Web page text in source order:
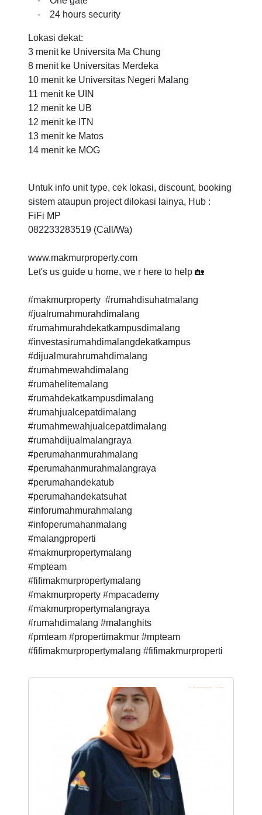
⁃ 24 hours security
Lokasi dekat:
3 menit ke Universita Ma Chung
8 menit ke Universitas Merdeka
10 menit ke Universitas Negeri Malang
11 menit ke UIN
12 menit ke UB
12 menit ke ITN
13 menit ke Matos
14 menit ke MOG
Untuk info unit type, cek lokasi, discount, booking
sistem ataupun project dilokasi lainya, Hub :
FiFi MP
082233283519 (Call/Wa)
www.makmurproperty.com
Let's us guide u home, we r here to help 🏡
#makmurproperty #rumahdisuhatmalang
#jualrumahmurahdimalang
#rumahmurahdekatkampusdimalang
#investasirumahdimalangdekatkampus
#dijualmurahrumahdimalang
#rumahmewahdimalang
#rumahelitemalang
#rumahdekatkampusdimalang
#rumahjualcepatdimalang
#rumahmewahjualcepatdimalang
#rumahdijualmalangraya
#perumahanmurahmalang
#perumahanmurahmalangraya
#perumahandekatub
#perumahandekatsuhat
#inforumahmurahmalang
#infoperumahanmalang
#malangproperti
#makmurpropertymalang
#mpteam
#fifimakmurpropertymalang
#makmurproperty #mpacademy
#makmurpropertymalangraya
#rumahdimalang #malanghits
#pmteam #propertimakmur #mpteam
#fifimakmurpropertymalang #fifimakmurproperti